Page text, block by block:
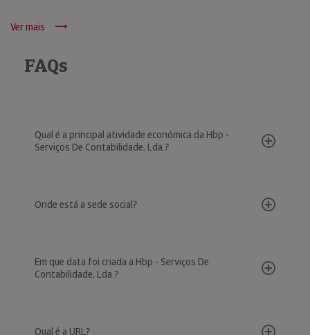
Ver mais
FAQs
Qual é a principal atividade económica da Hbp -
Serviços De Contabilidade, Lda.?
Onde está a sede social?
Em que data foi criada a Hbp - Serviços De
Contabilidade, Lda.?
Qual é a URL?